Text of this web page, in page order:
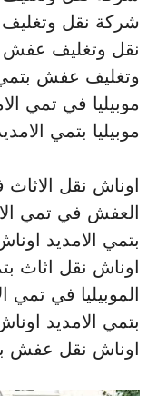
شركة نقل وتغليف
نقل وتغليف عفش
وتغليف عفش
موبيليا في تمي
موبيليا بتمي
اوناش نقل
العفش في تمي
بتمي الامديد
اوناش نقل اثاث
الموبيليا في تمي
بتمي الامديد
اوناش نقل عفش